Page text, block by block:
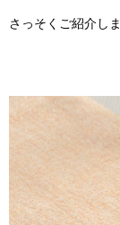
さっそくご紹介し